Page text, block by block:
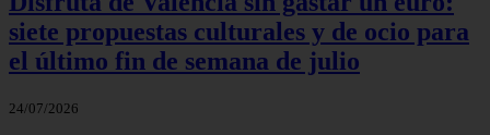
siete propuestas culturales y de ocio para
el último fin de semana de julio
24/07/2026